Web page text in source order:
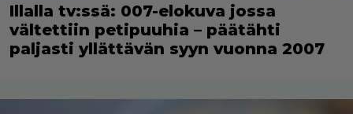
Illalla tv:ssä: 007-elokuva jossa
vältettiin petipuuhia – päätähti
paljasti yllättävän syyn vuonna 2007